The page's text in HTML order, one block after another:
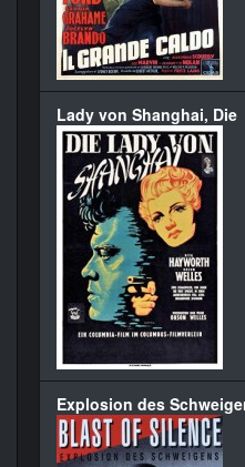
Lady von Shanghai, Die
Explosion des